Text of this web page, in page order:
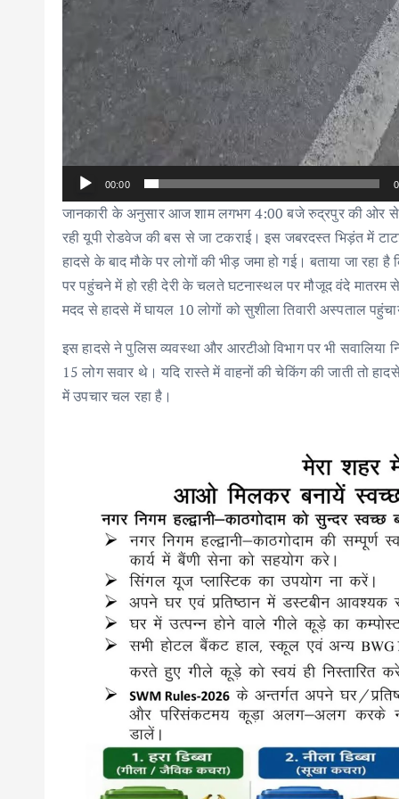
00:00
जानकारी के अनुसार आज शाम लगभग 4:00 बजे रुद्रपुर की ओर से आ
रही यूपी रोडवेज की बस से जा टकराई। इस जबरदस्त भिड़ंत में
हादसे के बाद मौके पर लोगों की भीड़ जमा हो गई। बताया जा
पर पहुंचने में हो रही देरी के चलते घटनास्थल पर मौजूद वंदे
मदद से हादसे में घायल 10 लोगों को सुशीला तिवारी अस्पताल
इस हादसे ने पुलिस व्यवस्था और आरटीओ विभाग पर भी सवालिया
15 लोग सवार थे। यदि रास्ते में वाहनों की चेकिंग की जाती तो
में उपचार चल रहा है।